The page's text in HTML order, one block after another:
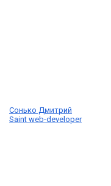
Сонько Дмитрий
Saint web-developer